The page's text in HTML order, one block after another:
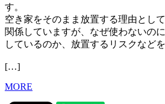
す。
空き家をそのまま放置する理由とし
関係していますが、なぜ使わないの
しているのか、放置するリスクなど
[…]
MORE